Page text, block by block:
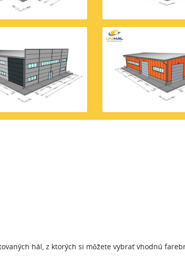
hál, z ktorých si môžete vybrať vhodnú